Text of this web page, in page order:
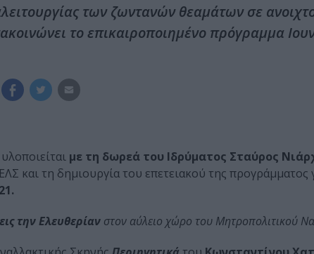
των ζωντανών θεαμάτων σε
το επικαιροποιημένο πρόγραμμα
υλοποιείται με τη δωρεά του Ιδρύματος Σταύρος
και τη δημιουργία του επετειακού της προγράμματος
την Ελευθερίαν στον αύλειο χώρο του Μητροπολιτικού